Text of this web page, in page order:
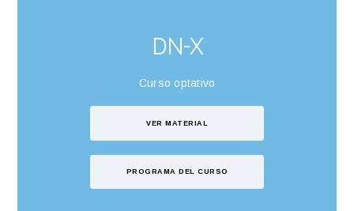
DN-X
Curso optativo
VER MATERIAL
PROGRAMA DEL CURSO